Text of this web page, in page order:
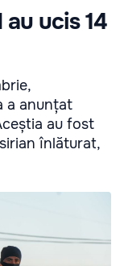
ucis 14
a anunțat
au fost
înlăturat,